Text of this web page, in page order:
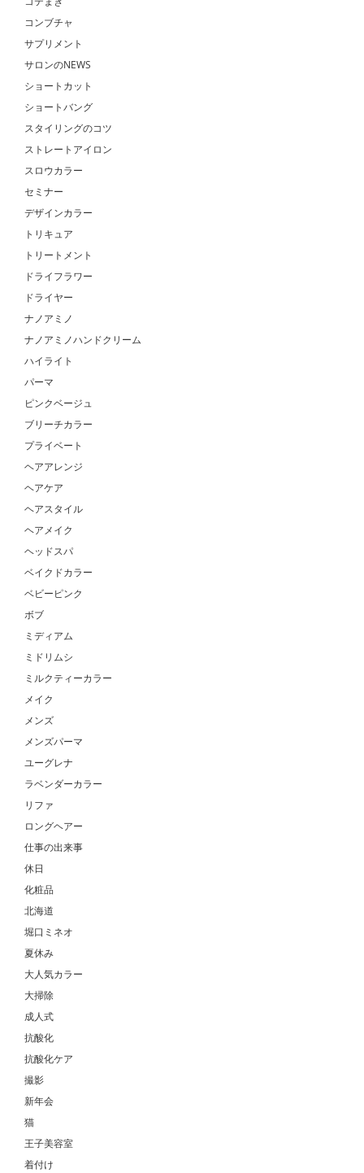
コンブチャ
サプリメント
サロンのNEWS
ショートカット
ショートバング
スタイリングのコツ
ストレートアイロン
スロウカラー
セミナー
デザインカラー
トリキュア
トリートメント
ドライフラワー
ドライヤー
ナノアミノ
ナノアミノハンドクリーム
ハイライト
パーマ
ピンクベージュ
ブリーチカラー
プライベート
ヘアアレンジ
ヘアケア
ヘアスタイル
ヘアメイク
ヘッドスパ
ベイクドカラー
ベビーピンク
ボブ
ミディアム
ミドリムシ
ミルクティーカラー
メイク
メンズ
メンズパーマ
ユーグレナ
ラベンダーカラー
リファ
ロングヘアー
仕事の出来事
休日
化粧品
北海道
堀口ミネオ
夏休み
大人気カラー
大掃除
成人式
抗酸化
抗酸化ケア
撮影
新年会
猫
王子美容室
着付け